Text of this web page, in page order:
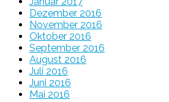
Dezember 2016
November 2016
Oktober 2016
September 2016
August 2016
Juli 2016
Juni 2016
Mai 2016